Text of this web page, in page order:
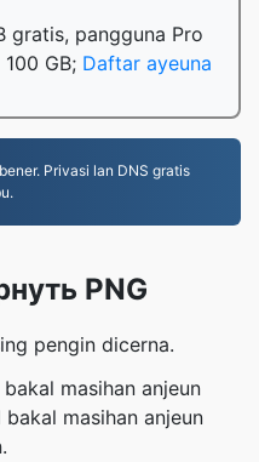
gratis, pangguna Pro
GB; Daftar ayeuna
Privasi lan DNS gratis
PNG
pengin dicerna.
masihan anjeun
masihan anjeun